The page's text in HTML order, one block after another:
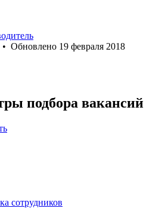
• Обновлено 19 февраля 2018
подбора вакансий
сотрудников